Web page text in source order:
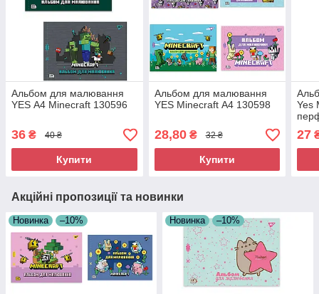
Альбом для малювання
YES А4 Minecraft 130596
36 ₴ 40 ₴
Купити
Альбом для малювання
YES Minecraft А4 130598
28,80₴ 32 ₴
Купити
Yes
27
Акційні пропозиції та новинки
Новинка –10% Новинка –10%